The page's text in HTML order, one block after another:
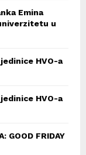
Emina
u
HVO-a
HVO-a
GOOD FRIDAY